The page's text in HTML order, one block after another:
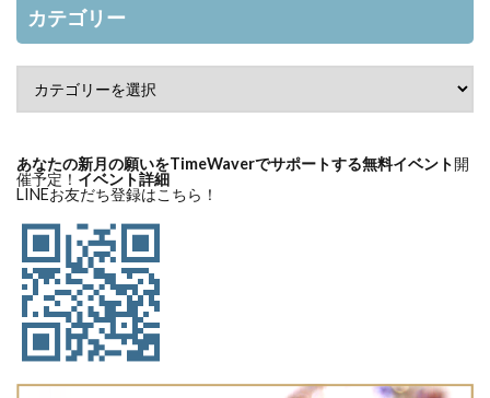
カテゴリー
あなたの新月の願いをTimeWaverでサポートする無料イベント開
催予定！ イベント詳細
LINEお友だち登録はこちら！